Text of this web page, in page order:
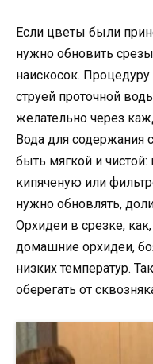
Если цветы были
нужно обновить
наискосок.
струей проточной
желательно через
Вода для содержания
быть мягкой и
кипяченую или
нужно обновлять,
Орхидеи в срезке,
домашние орхидеи,
низких температур.
оберегать от